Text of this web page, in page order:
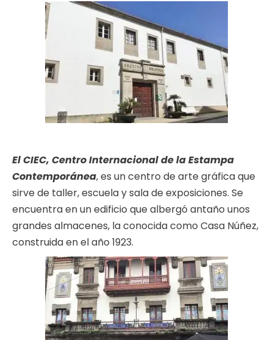
El CIEC, Centro Internacional de la Estampa
Contemporánea, es un centro de arte gráfica que
sirve de taller, escuela y sala de exposiciones. Se
encuentra en un edificio que albergó antaño unos
grandes almacenes, la conocida como Casa Núñez,
construida en el año 1923.